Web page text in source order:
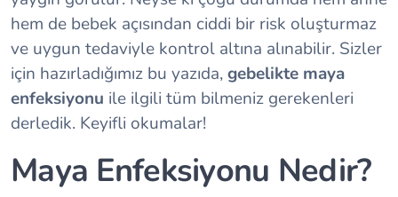
hem de bebek açısından ciddi bir risk oluşturmaz
ve uygun tedaviyle kontrol altına alınabilir. Sizler
için hazırladığımız bu yazıda,gebelikte maya
enfeksiyonu ile ilgili tüm bilmeniz gerekenleri
derledik. Keyifli okumalar!
Maya Enfeksiyonu Nedir?